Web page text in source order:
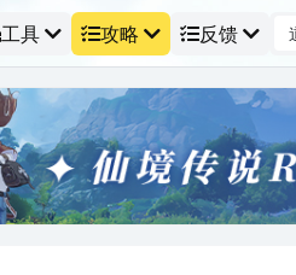
工具 攻略 反馈